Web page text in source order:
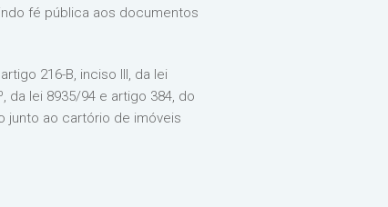
fé pública aos documentos
216-B, inciso III, da lei
da lei 8935/94 e artigo 384, do
junto ao cartório de imóveis